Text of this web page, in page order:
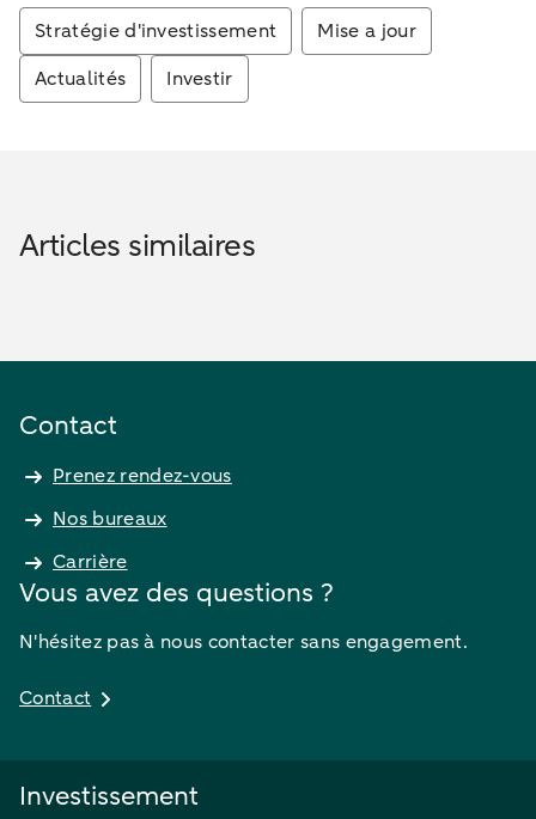
Stratégie d'investissement
Mise a jour
Actualités
Investir
Articles similaires
Contact
Prenez rendez-vous
Nos bureaux
Carrière
Vous avez des questions ?
N'hésitez pas à nous contacter sans engagement.
Contact
Investissement